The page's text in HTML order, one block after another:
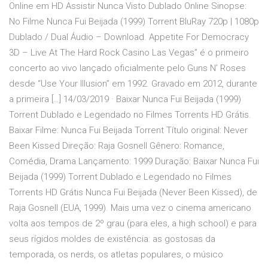
Online em HD Assistir Nunca Visto Dublado Online Sinopse:
No Filme Nunca Fui Beijada (1999) Torrent BluRay 720p | 1080p
Dublado / Dual Áudio – Download. Appetite For Democracy
3D – Live At The Hard Rock Casino Las Vegas” é o primeiro
concerto ao vivo lançado oficialmente pelo Guns N’ Roses
desde “Use Your Illusion” em 1992. Gravado em 2012, durante
a primeira […] 14/03/2019 · Baixar Nunca Fui Beijada (1999)
Torrent Dublado e Legendado no Filmes Torrents HD Grátis.
Baixar Filme: Nunca Fui Beijada Torrent Título original: Never
Been Kissed Direção: Raja Gosnell Gênero: Romance,
Comédia, Drama Lançamento: 1999 Duração: Baixar Nunca Fui
Beijada (1999) Torrent Dublado e Legendado no Filmes
Torrents HD Grátis Nunca Fui Beijada (Never Been Kissed), de
Raja Gosnell (EUA, 1999). Mais uma vez o cinema americano
volta aos tempos de 2º grau (para eles, a high school) e para
seus rígidos moldes de existência: as gostosas da
temporada, os nerds, os atletas populares, o músico